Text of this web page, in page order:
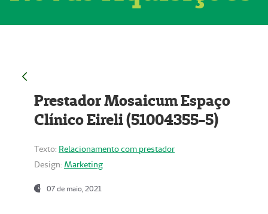
Prestador Mosaicum Espaço
Clínico Eireli (51004355-5)
Texto: Relacionamento com prestador
Design: Marketing
07 de maio, 2021